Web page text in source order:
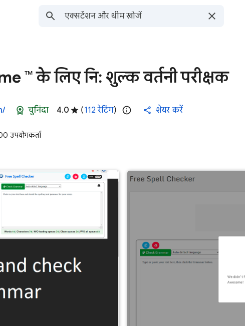
™ के लिए नि: शुल्क वर्तनी परीक्षक
चुनिंदा 4.0 (112 रेटिंग) शेयर करें
उपयोगकर्ता